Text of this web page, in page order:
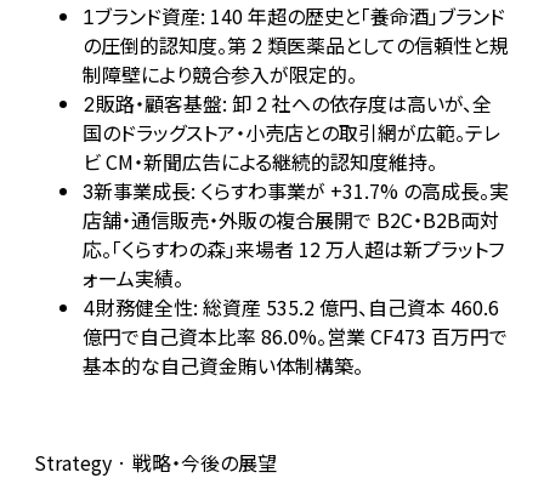
1ブランド資産: 140 年超の歴史と「養命酒」ブランド
の圧倒的認知度。第 2 類医薬品としての信頼性と規
制障壁により競合参入が限定的。
2販路・顧客基盤: 卸 2 社への依存度は高いが、全
国のドラッグストア・小売店との取引網が広範。テレ
ビ CM・新聞広告による継続的認知度維持。
3新事業成長: くらすわ事業が +31.7% の高成長。実
店舗・通信販売・外販の複合展開で B2C・B2B両対
応。「くらすわの森」来場者 12 万人超は新プラットフ
ォーム実績。
4財務健全性: 総資産 535.2 億円、自己資本 460.6
億円で自己資本比率 86.0%。営業 CF473 百万円で
基本的な自己資金賄い体制構築。
Strategy · 戦略・今後の展望